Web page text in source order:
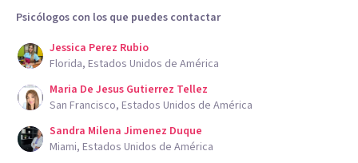
Psicólogos con los que puedes contactar
Jessica Perez Rubio
Florida, Estados Unidos de América
Maria De Jesus Gutierrez Tellez
San Francisco, Estados Unidos de América
Sandra Milena Jimenez Duque
Miami, Estados Unidos de América